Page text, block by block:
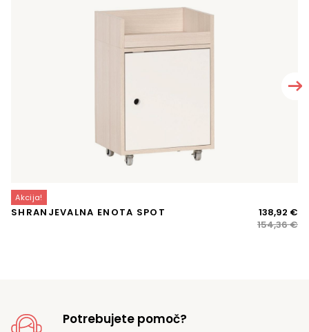
Akcija!
SHRANJEVALNA ENOTA SPOT
154,36€
138,92 €
Potrebujete pomoč?